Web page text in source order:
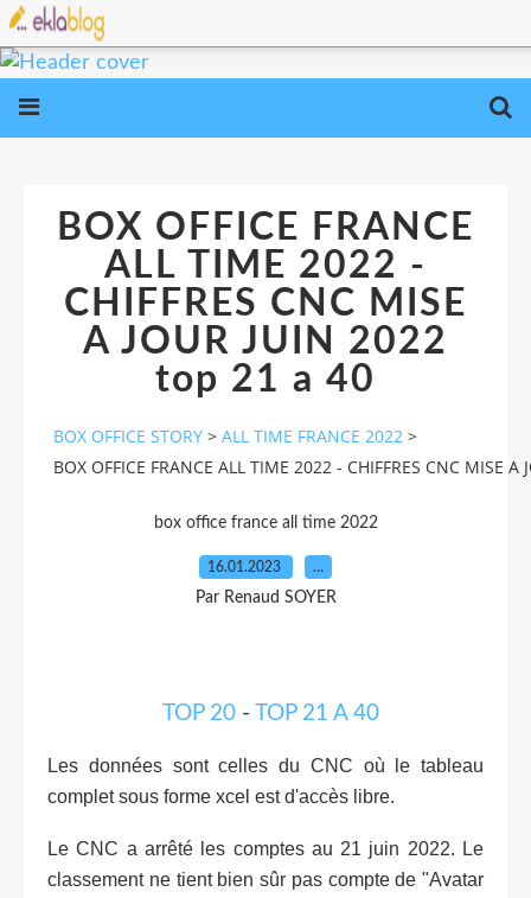
BOX OFFICE FRANCE
ALL TIME 2022 -
CHIFFRES CNC MISE
A JOUR JUIN 2022
top 21 a 40
BOX OFFICE STORY > ALL TIME FRANCE 2022 >
BOX OFFICE FRANCE ALL TIME 2022 - CHIFFRES CNC MISE
box office france all time 2022
16.01.2023 …
Par Renaud SOYER
TOP 20 - TOP 21 A 40
Les données sont celles du CNC où le tableau
complet sous forme xcel est d'accès libre.
Le CNC a arrêté les comptes au 21 juin 2022. Le
classement ne tient bien sûr pas compte de "Avatar